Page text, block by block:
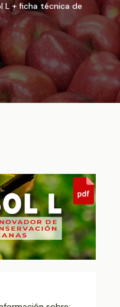
L + ficha técnica de